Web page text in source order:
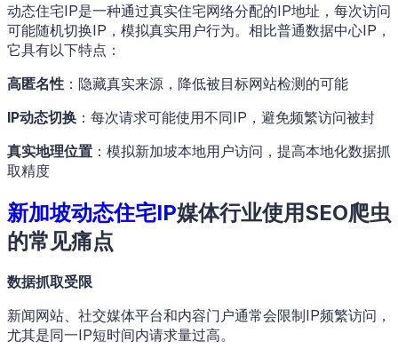
动态住宅IP是一种通过真实住宅网络分配的IP地址，每次访问
可能随机切换IP，模拟真实用户行为。相比普通数据中心IP，
它具有以下特点：
高匿名性 ：隐藏真实来源，降低被目标网站检测的可能
IP动态切换 ：每次请求可能使用不同IP，避免频繁访问被封
真实地理位置 ：模拟新加坡本地用户访问，提高本地化数据抓
取精度
新加坡动态住宅IP媒体行业使用SEO爬虫
的常见痛点
数据抓取受限
新闻网站、社交媒体平台和内容门户通常会限制IP频繁访问，
尤其是同一IP短时间内请求量过高。